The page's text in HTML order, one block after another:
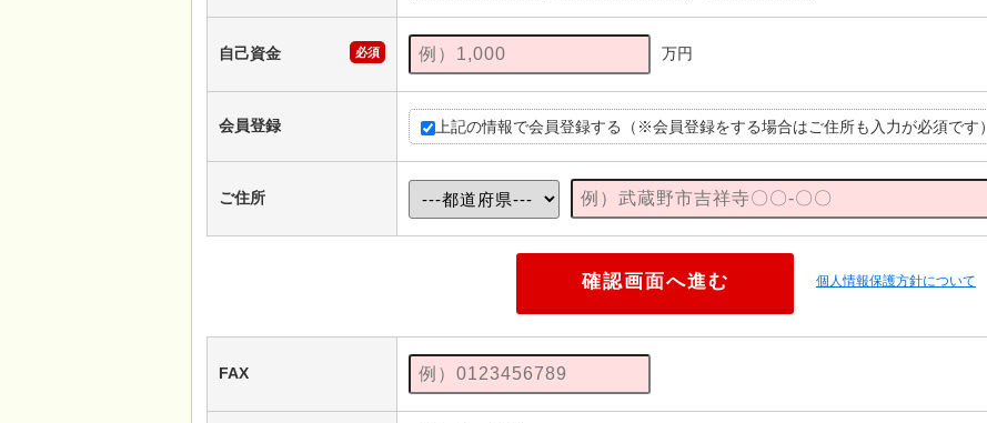
自己資金 必須 万円
会員登録 上記の情報で会員登録する（※会員登録をする場合はご住所も入力が必須です）
ご住所
個人情報保護方針について
FAX